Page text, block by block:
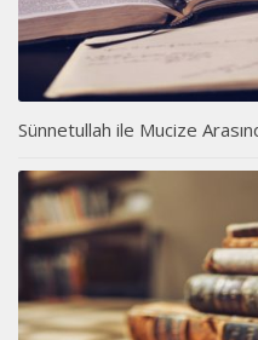
Sünnetullah ile Mucize